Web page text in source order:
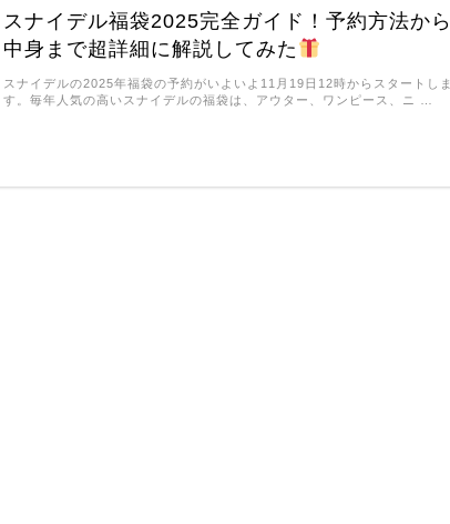
スナイデル福袋2025完全ガイド！予約方法から
中身まで超詳細に解説してみた
スナイデルの2025年福袋の予約がいよいよ11月19日12時からスタートしま
す。毎年人気の高いスナイデルの福袋は、アウター、ワンピース、ニ …